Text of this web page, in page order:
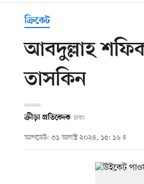
ক্রিকেট
আবদুল্লাহ
তাসকিন
ক্রীড়া প্রতিবেদক ঢাকা
আপডেট: ৩১ আগস্ট ২০২৪, ১৫: ১৬